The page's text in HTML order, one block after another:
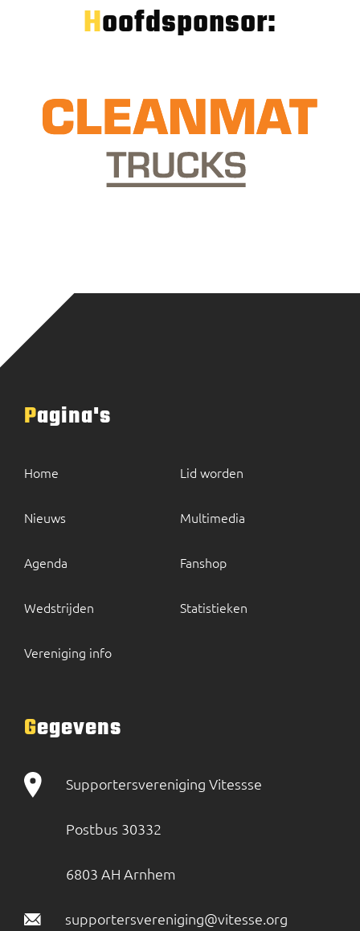
Hoofdsponsor:
Pagina's
Home
Nieuws
Agenda
Wedstrijden
Vereniging info
Lid worden
Multimedia
Fanshop
Statistieken
Gegevens
Supportersvereniging Vitessse
Postbus 30332
6803 AH Arnhem
supportersvereniging@vitesse.org